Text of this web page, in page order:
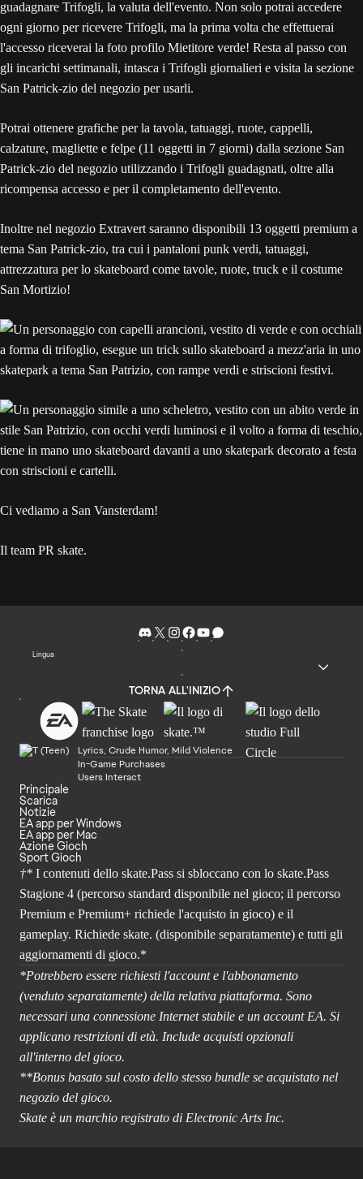
guadagnare Trifogli, la valuta dell'evento. Non solo potrai accedere
ogni giorno per ricevere Trifogli, ma la prima volta che effettuerai
l'accesso riceverai la foto profilo Mietitore verde! Resta al passo con
gli incarichi settimanali, intasca i Trifogli giornalieri e visita la sezione
San Patrick-zio del negozio per usarli.
Potrai ottenere grafiche per la tavola, tatuaggi, ruote, cappelli,
calzature, magliette e felpe (11 oggetti in 7 giorni) dalla sezione San
Patrick-zio del negozio utilizzando i Trifogli guadagnati, oltre alla
ricompensa accesso e per il completamento dell'evento.
Inoltre nel negozio Extravert saranno disponibili 13 oggetti premium a
tema San Patrick-zio, tra cui i pantaloni punk verdi, tatuaggi,
attrezzatura per lo skateboard come tavole, ruote, truck e il costume
San Mortizio!
Ci vediamo a San Vansterdam!
Il team PR skate.
Lingua
TORNA ALL'INIZIO
Lyrics, Crude Humor, Mild Violence
In-Game Purchases
Users Interact
Principale
Scarica
Notizie
EA app per Windows
EA app per Mac
Azione Gioch
Sport Gioch
†* I contenuti dello skate.Pass si sbloccano con lo skate.Pass
Stagione 4 (percorso standard disponibile nel gioco; il percorso
Premium e Premium+ richiede l'acquisto in gioco) e il
gameplay. Richiede skate. (disponibile separatamente) e tutti gli
aggiornamenti di gioco.*
*Potrebbero essere richiesti l'account e l'abbonamento
(venduto separatamente) della relativa piattaforma. Sono
necessari una connessione Internet stabile e un account EA. Si
applicano restrizioni di età. Include acquisti opzionali
all'interno del gioco.
**Bonus basato sul costo dello stesso bundle se acquistato nel
negozio del gioco.
Skate è un marchio registrato di Electronic Arts Inc.